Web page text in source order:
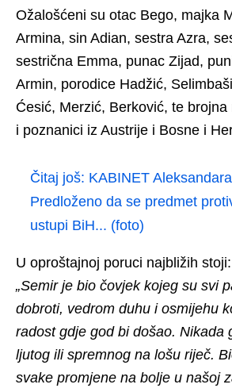
Ožalošćeni su otac Bego, majka
Armina, sin Adian, sestra Azra,
sestrična Emma, punac Zijad,
Armin, porodice Hadžić,
Ćesić, Merzić, Berković, te
i poznanici iz Austrije i Bosne i
Čitaj još: KABINET
Predloženo da se predmet
ustupi BiH... (foto)
U oproštajnoj poruci najbližih stoji:
„Semir je bio čovjek kojeg su svi
dobroti, vedrom duhu i osmijehu
radost gdje god bi došao. Nikada
ljutog ili spremnog na lošu riječ.
svake promjene na bolje u našoj